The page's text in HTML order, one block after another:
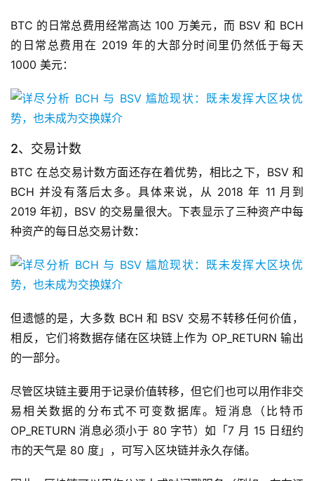
BTC 的日常总费用经常高达 100 万美元，而 BSV 和 BCH
的日常总费用在 2019 年的大部分时间里仍然低于每天
1000 美元：
2、交易计数
BTC 在总交易计数方面还存在着优势，相比之下，BSV 和
BCH 并没有落后太多。具体来说，从 2018 年 11 月到
2019 年初，BSV 的交易量很大。下表显示了三种资产中每
种资产的每日总交易计数：
但遗憾的是，大多数 BCH 和 BSV 交易不转移任何价值，
相反，它们将数据存储在区块链上作为 OP_RETURN 输出
的一部分。
尽管区块链主要用于记录价值转移，但它们也可以用作非交
易相关数据的分布式不可变数据库。短消息（比特币
OP_RETURN 消息必须小于 80 字节）如「7 月 15 日纽约
市的天气是 80 度」，可写入区块链并永久存储。